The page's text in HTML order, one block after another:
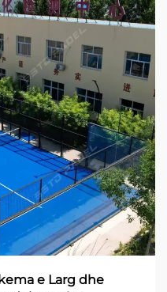
e Larg dhe